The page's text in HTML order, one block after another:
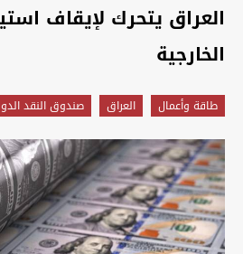
العراق يتحرك لإيقاف
الخارجية
طاقة وأعمال العراق صندوق النقد